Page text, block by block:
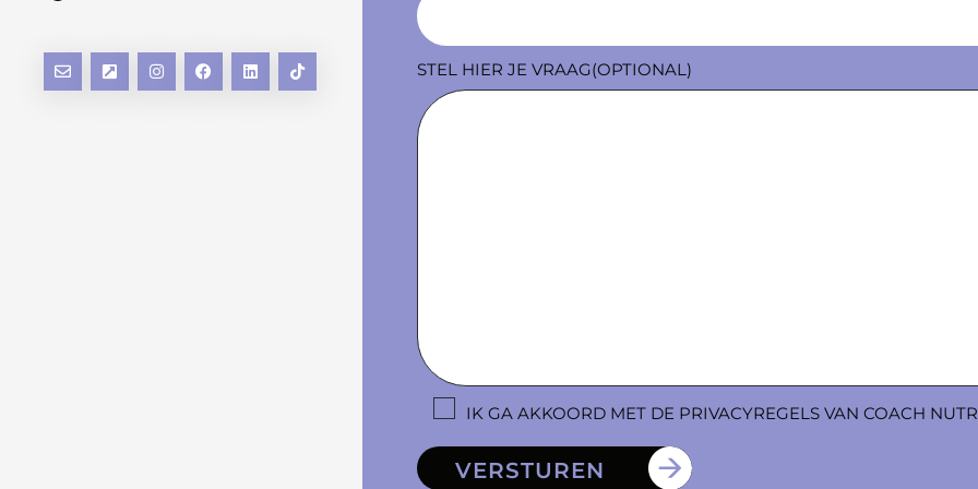
STEL HIER JE VRAAG(OPTIONAL)
IK GA AKKOORD MET DE PRIVACYREGELS VAN COACH
VERSTUREN